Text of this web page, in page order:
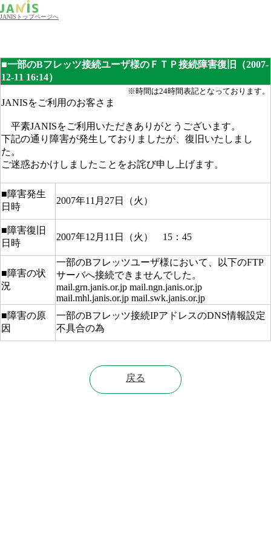
JANISトップページへ
■一部のBフレッツ接続ユーザ様のＦＴＰ接続障害復旧（2007-
12-11 16:14）
※時間は24時間表記となっております。
JANISをご利用のお客さま
平素JANISをご利用いただきありがとうございます。
下記の通り障害が発生しておりましたが、復旧いたしまし
た。
ご迷惑おかけしましたことをお詫び申し上げます。
■障害発生
日時
2007年11月27日（火）
■障害復旧
日時
2007年12月11日（火） 15：45
■障害の状
況
一部のBフレッツユーザ様において、以下のFTP
サーバへ接続できませんでした。
mail.grn.janis.or.jp mail.ngn.janis.or.jp
mail.mhl.janis.or.jp mail.swk.janis.or.jp
■障害の原
因
一部のBフレッツ接続IPアドレスのDNS情報設定
不具合の為
戻る